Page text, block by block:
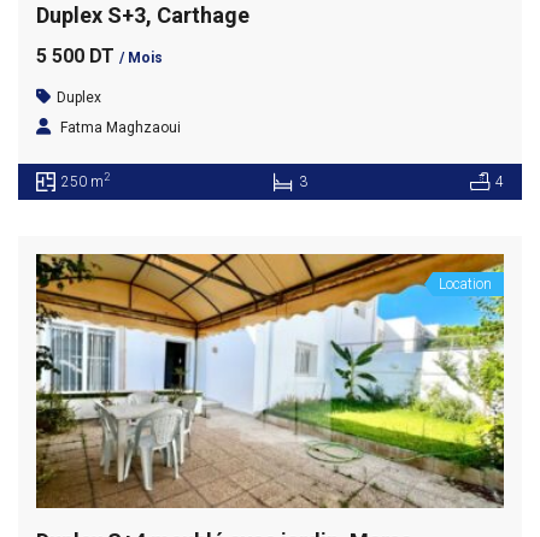
Duplex S+3, Carthage
5 500 DT / Mois
Duplex
Fatma Maghzaoui
250 m2 3 4
Location